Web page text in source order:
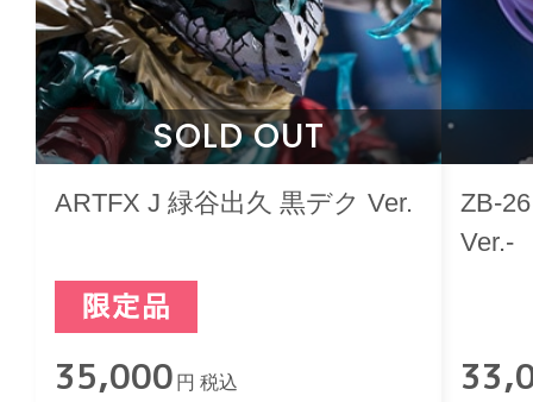
SOLD OUT
ARTFX J 緑谷出久 黒デク Ver.
35,000 円 税込
ZB-
Ver.-